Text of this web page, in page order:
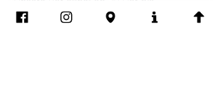
mindestens 11 Uhr. Der DJ legt ab 23 Uhr